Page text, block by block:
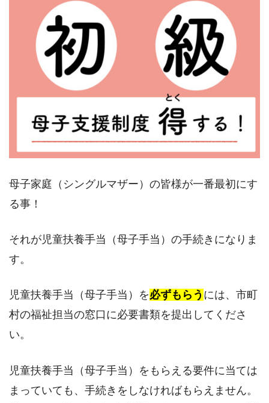
母子家庭（シングルマザー）の皆様が一番最初にす
る事！
それが児童扶養手当（母子手当）の手続きになりま
す。
児童扶養手当（母子手当）を必ずもらう には、市町
村の福祉担当の窓口に必要書類を提出してくださ
い。
児童扶養手当（母子手当）をもらえる要件に当ては
まっていても、手続きをしなければもらえません。